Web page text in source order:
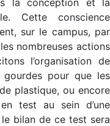
la conception et la
Cette conscience
sur le campus, par
nombreuses actions
l’organisation de
pour que les
plastique, ou encore
test au sein d’une
bilan de ce test sera